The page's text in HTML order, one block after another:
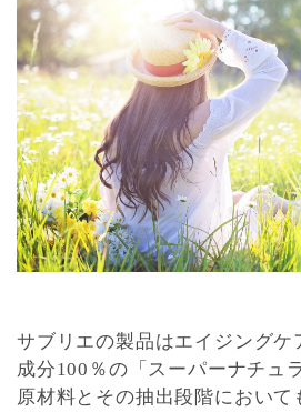
サブリエの製品はエイジングケ
成分100％の「スーパーナチュ
原材料とその抽出段階において